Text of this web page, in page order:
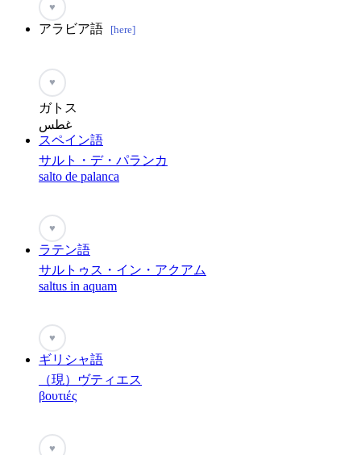
♥
アラビア語 [here]
♥
ガトス
غطس
スペイン語
サルト・デ・パランカ
salto de palanca
♥
ラテン語
サルトゥス・イン・アクアム
saltus in aquam
♥
ギリシャ語
（現）ヴティエス
βουτιές
♥